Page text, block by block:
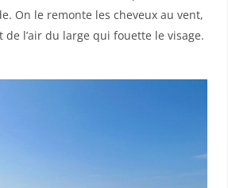
On le remonte les cheveux au vent,
l’air du large qui fouette le visage.